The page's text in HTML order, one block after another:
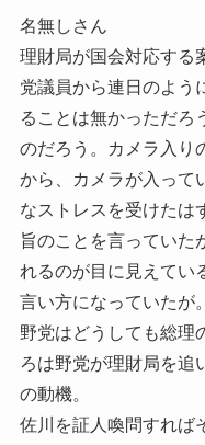
名無しさん
理財局が国会対応する
党議員から連日のよう
ることは無かっただろ
のだろう。カメラ入り
から、カメラが入って
なストレスを受けたは
旨のことを言っていた
れるのが目に見えてい
言い方になっていたが。
野党はどうしても総理
ろは野党が理財局を追
の動機。
佐川を証人喚問すれば